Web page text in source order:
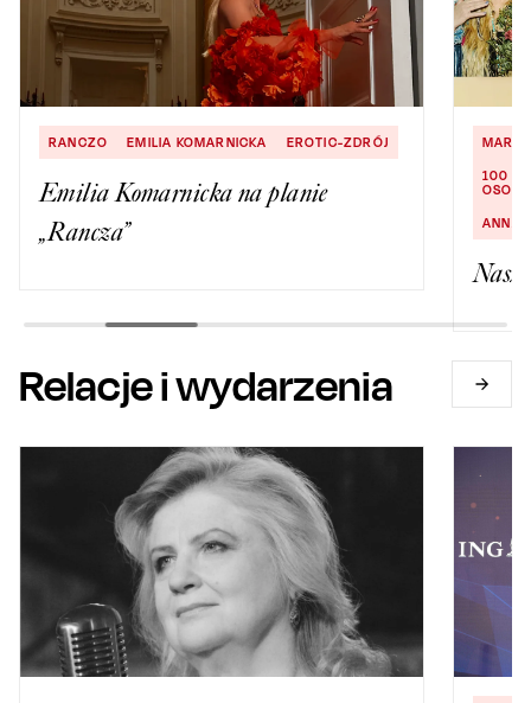
RANCZO EMILIA KOMARNICKA EROTIC-ZDRÓJ
Emilia Komarnicka na planie
„Rancza”
100
ANNA
Relacje i wydarzenia